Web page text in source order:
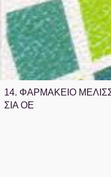
14. ΦΑΡΜΑΚΕΙΟ
ΣΙΑ ΟΕ